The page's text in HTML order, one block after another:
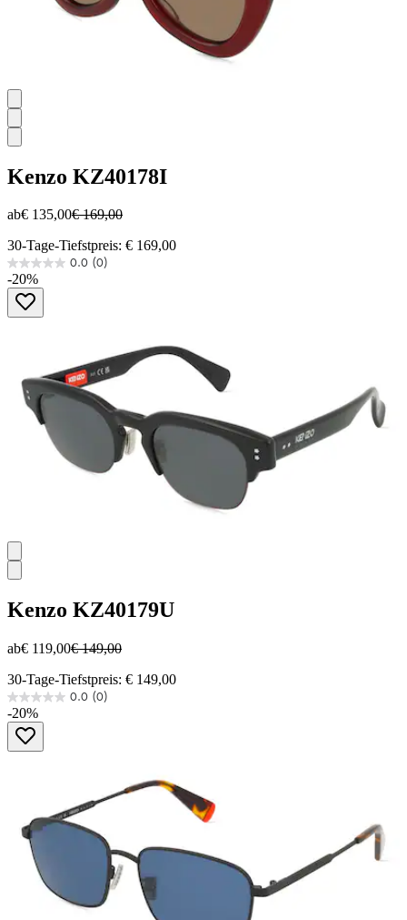
Kenzo KZ40178I
ab€ 135,00€ 169,00
30-Tage-Tiefstpreis: € 169,00
0.0 (0)
0.0
von
Sternen.
-20%
Kenzo KZ40179U
ab€ 119,00€ 149,00
30-Tage-Tiefstpreis: € 149,00
0.0 (0)
0.0
von
Sternen.
-20%